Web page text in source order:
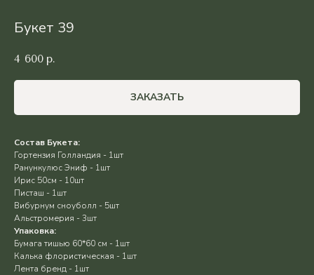
Букет 39
4 600 р.
ЗАКАЗАТЬ
Состав Букета:
Гортензия Голландия - 1шт
Ранункулюс Эниф - 1шт
Ирис 50см - 10шт
Писташ - 1шт
Вибурнум сноуболл - 5шт
Альстромерия - 3шт
Упаковка:
Бумага тишью 60*60 см - 1шт
Калька флористическая - 1шт
Лента бренд - 1шт